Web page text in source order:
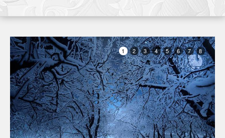
1 2 3 4 5 6 7 8